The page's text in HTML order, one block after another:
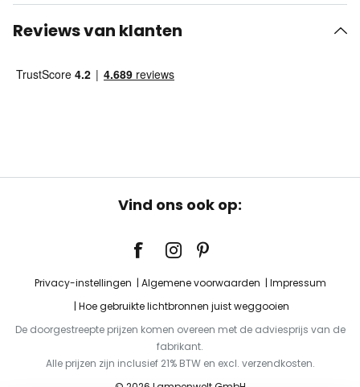
Reviews van klanten
Vind ons ook op:
Privacy-instellingen Algemene voorwaarden
Impressum
Hoe gebruikte lichtbronnen juist weggooien
De doorgestreepte prijzen komen overeen met de adviesprijs van de
fabrikant.
Alle prijzen zijn inclusief 21% BTW en excl. verzendkosten.